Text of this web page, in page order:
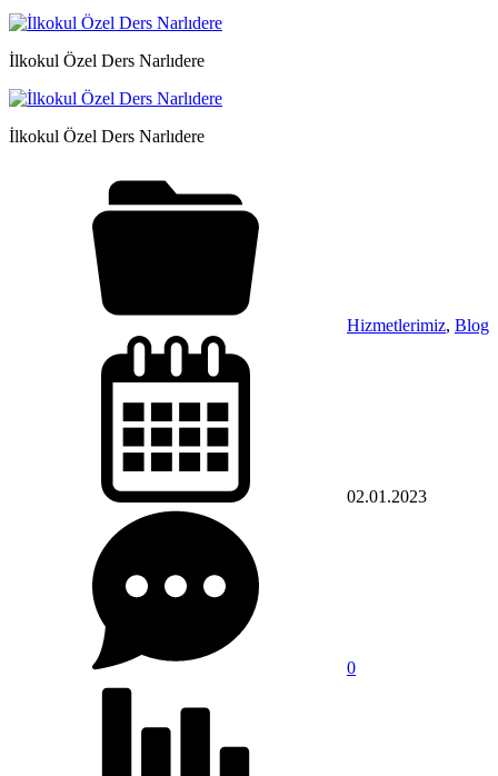
İlkokul Özel Ders Narlıdere
İlkokul Özel Ders Narlıdere
Hizmetlerimiz, Blog
02.01.2023
0